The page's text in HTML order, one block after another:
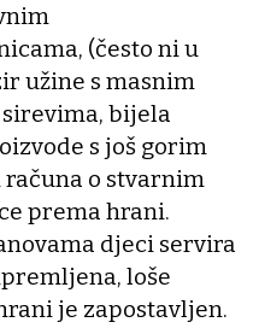
(često ni u
užine s masnim
bijela
s još gorim
o stvarnim
prema hrani.
djeci servira
loše
je zapostavljen.